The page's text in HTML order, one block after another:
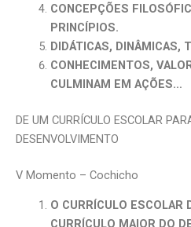
CONCEPÇÕES
PRINCÍPIOS.
DIDÁTICAS, DINÂMICAS,
CONHECIMENTOS,
CULMINAM EM AÇÕES…
DE UM CURRÍCULO ESCOLAR
DESENVOLVIMENTO
V Momento – Cochicho
O CURRÍCULO ESCOLAR
CURRÍCULO MAIOR DO